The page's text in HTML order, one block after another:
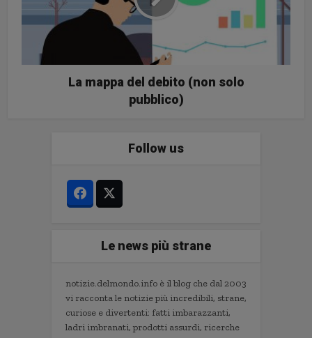
La mappa del debito (non solo
pubblico)
Follow us
Le news più strane
notizie.delmondo.info è il blog che dal 2003
vi racconta le notizie più incredibili, strane,
curiose e divertenti: fatti imbarazzanti,
ladri imbranati, prodotti assurdi, ricerche